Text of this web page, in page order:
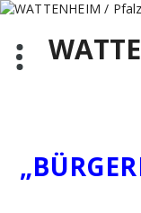
Zum
springen